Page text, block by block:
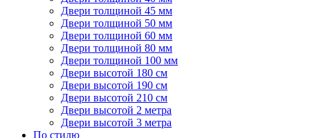
Двери толщиной 45 мм
Двери толщиной 50 мм
Двери толщиной 60 мм
Двери толщиной 80 мм
Двери толщиной 100 мм
Двери высотой 180 см
Двери высотой 190 см
Двери высотой 210 см
Двери высотой 2 метра
Двери высотой 3 метра
По стилю